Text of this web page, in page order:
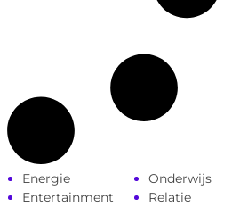
Energie
Entertainment
Onderwijs
Relatie